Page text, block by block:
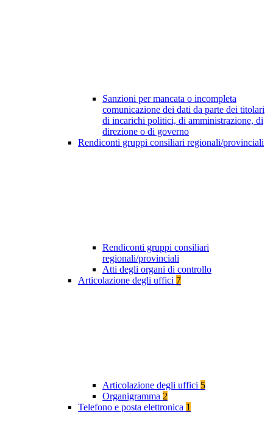
Sanzioni per mancata o incompleta
comunicazione dei dati da parte dei titolari
di incarichi politici, di amministrazione, di
direzione o di governo
Rendiconti gruppi consiliari regionali/provinciali
Rendiconti gruppi consiliari
regionali/provinciali
Atti degli organi di controllo
Articolazione degli uffici 7
Articolazione degli uffici 5
Organigramma 2
Telefono e posta elettronica 1